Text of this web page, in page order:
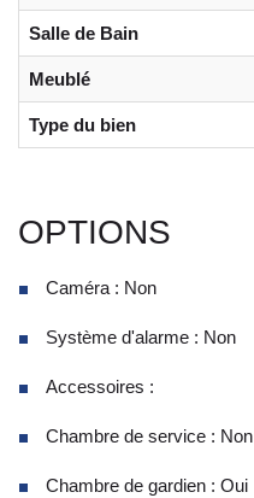
Salle de Bain
Meublé
Type du bien
OPTIONS
Caméra : Non
Système d'alarme : Non
Accessoires :
Chambre de service : Non
Chambre de gardien : Oui